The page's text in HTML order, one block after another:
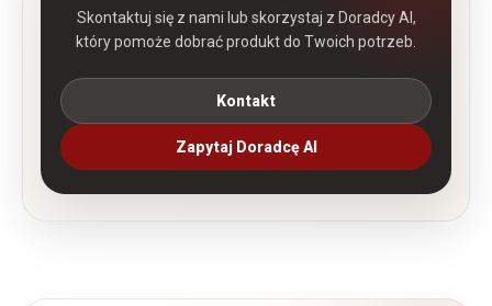
Skontaktuj się z nami lub skorzystaj z Doradcy AI,
który pomoże dobrać produkt do Twoich potrzeb.
Kontakt
Zapytaj Doradcę AI